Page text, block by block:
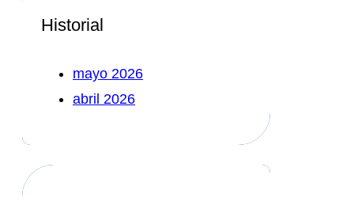
Historial
mayo 2026
abril 2026